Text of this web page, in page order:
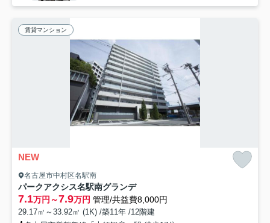
賃貸マンション
NEW
名古屋市中村区名駅南
パークアクシス名駅南グランデ
7.1万円～7.9万円 管理/共益費8,000円
29.17㎡～33.92㎡ (1K) /築11年 /12階建